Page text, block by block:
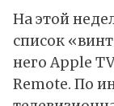
На этой
список
него Apple
Remote. По